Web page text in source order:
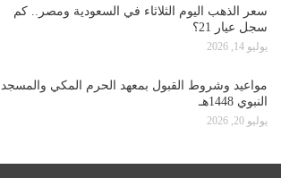
سعر الذهب اليوم الثلاثاء في السعودية ومصر.. كم
سجل عيار 21؟
يوليو 14, 2026
مواعيد وشروط القبول بمعهد الحرم المكي والمسجد
النبوي 1448هـ
يوليو 20, 2026